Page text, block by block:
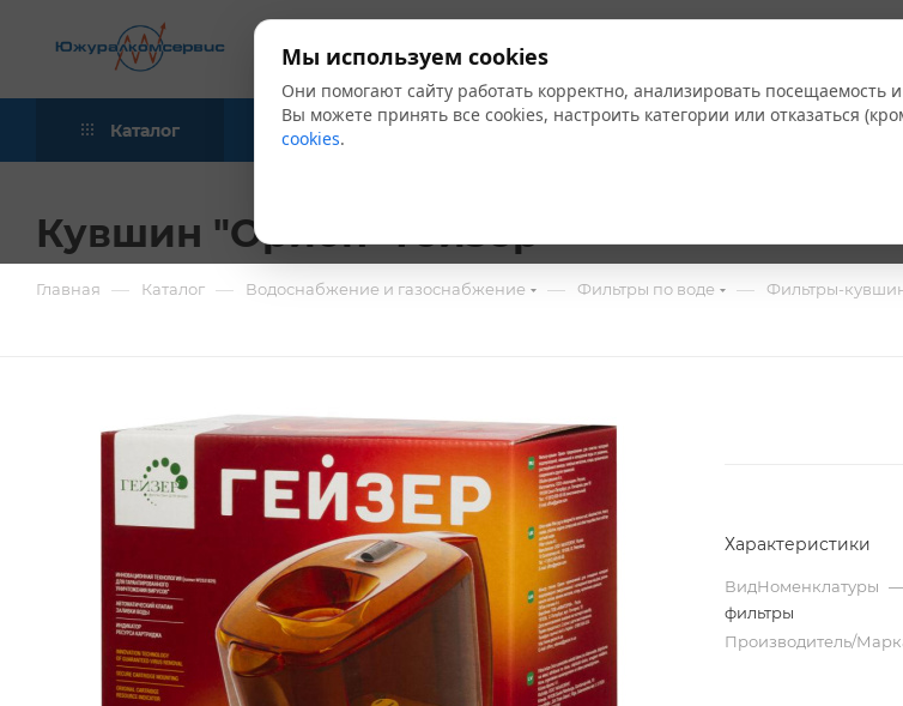
Каталог Акции Бренды
Кувшин "Орион" Гейзер
Главная — Каталог — Водоснабжение и газоснабжение — Фильтры по воде — Фильтры-
Характеристики
ВидНоменклатуры —
фильтры
Производитель/
Мы используем cookies
Они помогают сайту работать корректно, анализировать
Вы можете принять все cookies, настроить категории или отказаться
cookies.